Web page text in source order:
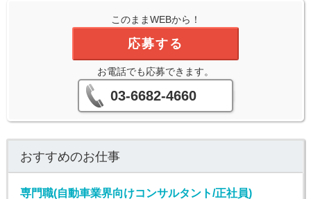
このままWEBから！
応募する
お電話でも応募できます。
03-6682-4660
おすすめのお仕事
専門職(自動車業界向けコンサルタント/正社員)